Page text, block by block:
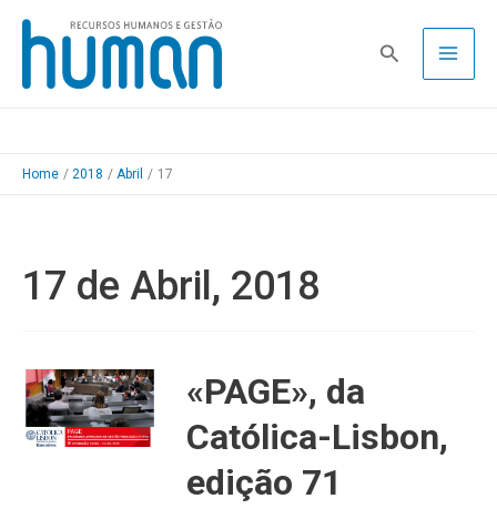
Skip
content
Pesquisa
Home 2018 Abril 17
17 de Abril, 2018
«PAGE», da
Católica-Lisbon,
edição 71